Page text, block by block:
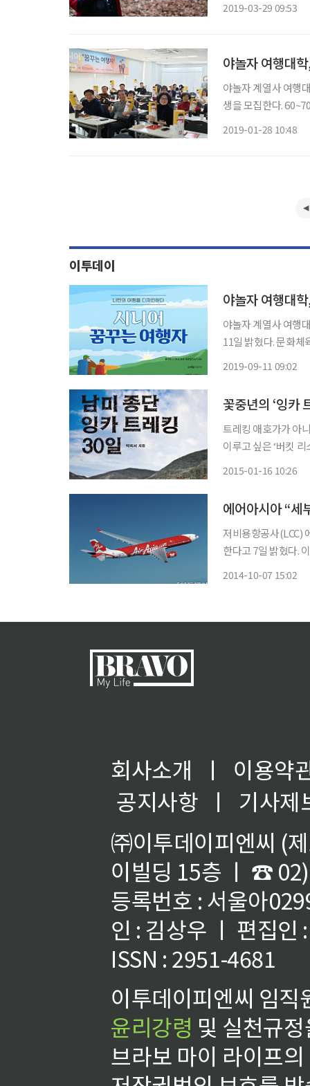
2019-03-29 09:53
야놀자 여행대
야놀자 계열사 여행
생을 모집한다.
2019-01-28 10:48
이투데이
야놀자 여행대
야놀자 계열사 여행
11일 밝혔다. 문화
2019-09-11 09:02
꽃중년의 ‘잉카
트레킹 애호가가 아
이루고 싶은 ‘버킷
2015-01-16 10:26
에어아시아 “
저비용항공사(LCC)
한다고 7일 밝혔다. 이번 카니발 세일은 2015년 3월 1일부터 10월 24일까지 출발하는 에어아
2014-10-07 15:02
회사소개 ㅣ
이용약
공지사항
ㅣ
기사제
㈜이투데이피엔씨 (
이빌딩 15층 ㅣ ☎
등록번호 : 서울아
인 : 김상우 ㅣ 편집인
ISSN : 2951-4681
이투데이피엔씨 임
윤리강령 및 실천규
브라보 마이 라이프